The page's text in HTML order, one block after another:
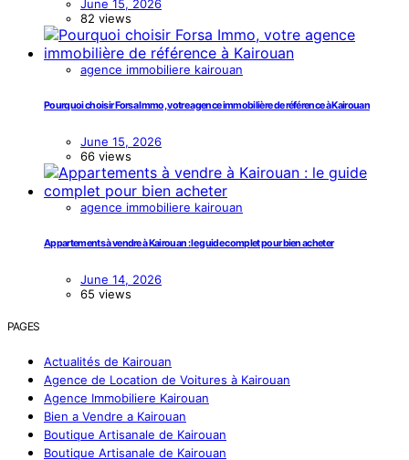
June 15, 2026
82 views
agence immobiliere kairouan
Pourquoi choisir Forsa Immo, votre agence immobilière de référence à Kairouan
June 15, 2026
66 views
agence immobiliere kairouan
Appartements à vendre à Kairouan : le guide complet pour bien acheter
June 14, 2026
65 views
PAGES
Actualités de Kairouan
Agence de Location de Voitures à Kairouan
Agence Immobiliere Kairouan
Bien a Vendre a Kairouan
Boutique Artisanale de Kairouan
Boutique Artisanale de Kairouan